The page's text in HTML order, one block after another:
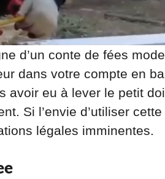
d’un conte de fées
dans votre compte en
avoir eu à lever le petit
Si l’envie d’utiliser
légales imminentes.